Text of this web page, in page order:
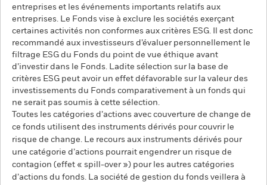
entreprises et les événements importants relatifs aux
entreprises. Le Fonds vise à exclure les sociétés exerçant
certaines activités non conformes aux critères ESG. Il est donc
recommandé aux investisseurs d’évaluer personnellement le
filtrage ESG du Fonds du point de vue éthique avant
d’investir dans le Fonds. Ladite sélection sur la base de
critères ESG peut avoir un effet défavorable sur la valeur des
investissements du Fonds comparativement à un fonds qui
ne serait pas soumis à cette sélection.
Toutes les catégories d’actions avec couverture de change de
ce fonds utilisent des instruments dérivés pour couvrir le
risque de change. Le recours aux instruments dérivés pour
une catégorie d’actions pourrait engendrer un risque de
contagion (effet « spill-over ») pour les autres catégories
d’actions du fonds. La société de gestion du fonds veillera à